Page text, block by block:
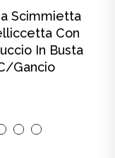
Scimmietta
Con
In Busta
gancio